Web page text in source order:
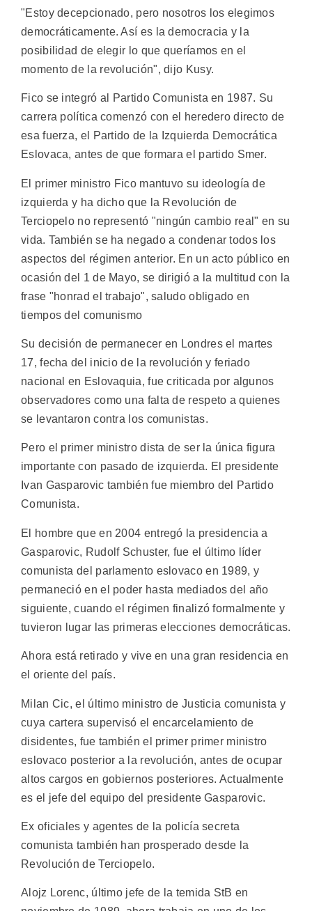
"Estoy decepcionado, pero nosotros los elegimos
democráticamente. Así es la democracia y la
posibilidad de elegir lo que queríamos en el
momento de la revolución", dijo Kusy.
Fico se integró al Partido Comunista en 1987. Su
carrera política comenzó con el heredero directo de
esa fuerza, el Partido de la Izquierda Democrática
Eslovaca, antes de que formara el partido Smer.
El primer ministro Fico mantuvo su ideología de
izquierda y ha dicho que la Revolución de
Terciopelo no representó "ningún cambio real" en su
vida. También se ha negado a condenar todos los
aspectos del régimen anterior. En un acto público en
ocasión del 1 de Mayo, se dirigió a la multitud con la
frase "honrad el trabajo", saludo obligado en
tiempos del comunismo
Su decisión de permanecer en Londres el martes
17, fecha del inicio de la revolución y feriado
nacional en Eslovaquia, fue criticada por algunos
observadores como una falta de respeto a quienes
se levantaron contra los comunistas.
Pero el primer ministro dista de ser la única figura
importante con pasado de izquierda. El presidente
Ivan Gasparovic también fue miembro del Partido
Comunista.
El hombre que en 2004 entregó la presidencia a
Gasparovic, Rudolf Schuster, fue el último líder
comunista del parlamento eslovaco en 1989, y
permaneció en el poder hasta mediados del año
siguiente, cuando el régimen finalizó formalmente y
tuvieron lugar las primeras elecciones democráticas.
Ahora está retirado y vive en una gran residencia en
el oriente del país.
Milan Cic, el último ministro de Justicia comunista y
cuya cartera supervisó el encarcelamiento de
disidentes, fue también el primer primer ministro
eslovaco posterior a la revolución, antes de ocupar
altos cargos en gobiernos posteriores. Actualmente
es el jefe del equipo del presidente Gasparovic.
Ex oficiales y agentes de la policía secreta
comunista también han prosperado desde la
Revolución de Terciopelo.
Alojz Lorenc, último jefe de la temida StB en